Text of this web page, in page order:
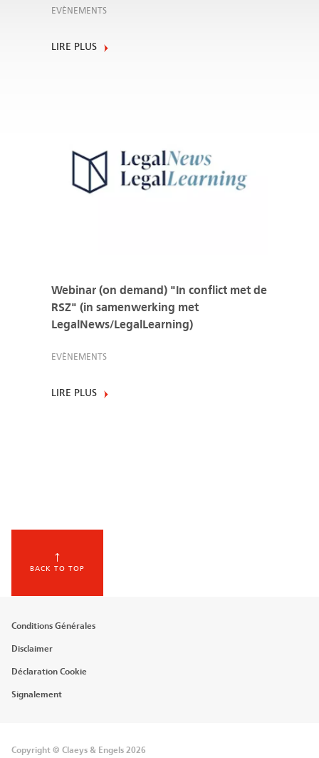
EVÈNEMENTS
LIRE PLUS
Webinar (on demand) "In conflict met de
RSZ" (in samenwerking met
LegalNews/LegalLearning)
EVÈNEMENTS
LIRE PLUS
BACK TO TOP
Footer
menu
Conditions Générales
Disclaimer
Déclaration Cookie
Signalement
Copyright © Claeys & Engels 2026